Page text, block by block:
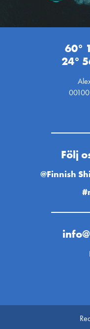
60°
24°
Följ
@Finnish